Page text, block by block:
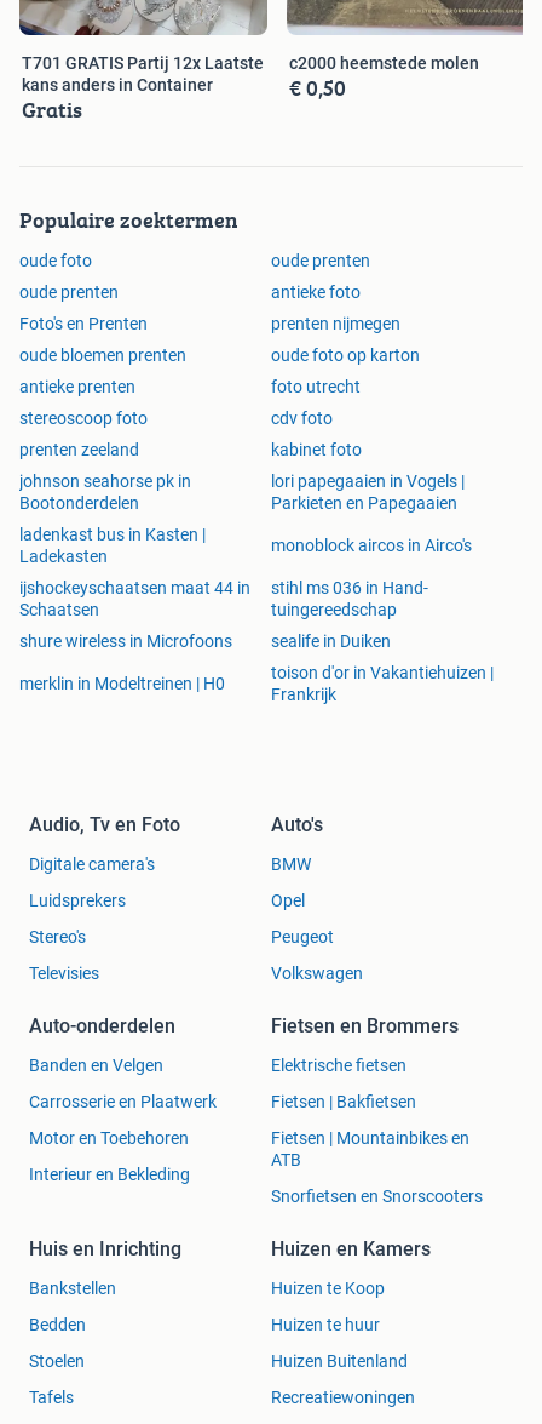
T701 GRATIS Partij 12x Laatste
kans anders in Container
Gratis
c2000 heemstede molen
€ 0,50
Populaire zoektermen
oude foto
oude prenten
oude prenten
antieke foto
Foto's en Prenten
prenten nijmegen
oude bloemen prenten
oude foto op karton
antieke prenten
foto utrecht
stereoscoop foto
cdv foto
prenten zeeland
kabinet foto
johnson seahorse pk in
Bootonderdelen
lori papegaaien in Vogels |
Parkieten en Papegaaien
ladenkast bus in Kasten |
Ladekasten
monoblock aircos in Airco's
ijshockeyschaatsen maat 44 in
Schaatsen
stihl ms 036 in Hand-
tuingereedschap
shure wireless in Microfoons
sealife in Duiken
merklin in Modeltreinen | H0
toison d'or in Vakantiehuizen |
Frankrijk
Audio, Tv en Foto
Digitale camera's
Luidsprekers
Stereo's
Televisies
Auto's
BMW
Opel
Peugeot
Volkswagen
Auto-onderdelen
Banden en Velgen
Carrosserie en Plaatwerk
Motor en Toebehoren
Interieur en Bekleding
Fietsen en Brommers
Elektrische fietsen
Fietsen | Bakfietsen
Fietsen | Mountainbikes en
ATB
Snorfietsen en Snorscooters
Huis en Inrichting
Bankstellen
Bedden
Stoelen
Tafels
Huizen en Kamers
Huizen te Koop
Huizen te huur
Huizen Buitenland
Recreatiewoningen